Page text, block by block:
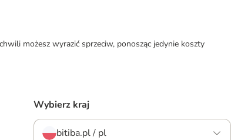
możesz wyrazić sprzeciw, ponosząc jedynie koszty
Wybierz kraj
bitiba.pl / pl